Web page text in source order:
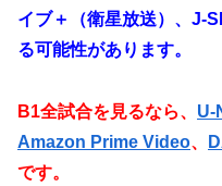
イブ＋（衛星放送）、J-
る可能性があります。
B1全試合を見るなら、 U-
Amazon Prime Video、
です。